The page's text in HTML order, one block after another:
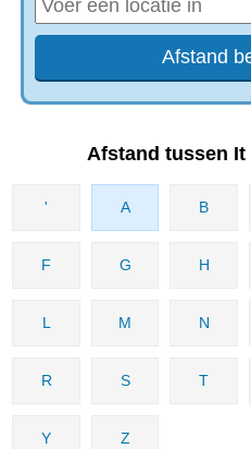
Afstand tussen It
' A B
F G H
L M N
R S T
Y Z